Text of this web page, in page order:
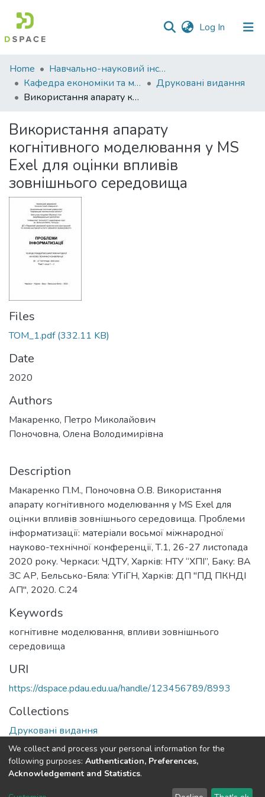
Log In (current)
Communities
&
Collections
Statistics
Home
Навчально-науковий інститут економіки, управління, права та інформаційних технологій
Кафедра економіки та міжнародних економічних відносин
Друковані видання
Використання апарату когнітивного моделювання у MS Exel для оцінки впливів зовнішнього середовища
Використання апарату
когнітивного моделювання у MS
Exel для оцінки впливів
зовнішнього середовища
Files
ТОМ_1.pdf(332.11 KB)
Date
2020
Authors
Макаренко, Петро Миколайович
Поночовна, Олена Володимирівна
Description
Макаренко П.М., Поночовна О.В. Використання
апарату когнітивного моделювання у MS Exel для
оцінки впливів зовнішнього середовища. Проблеми
інформатизації: матеріали восьмої міжнародної
науково-технічної конференції, Т.1, 26-27 листопада
2020 року. Черкаси: ЧДТУ, Харків: НТУ “ХПІ”, Баку: ВА
ЗС АР, Бельсько-Бяла: УТіГН, Харків: ДП "ПД ПКНДІ
АП", 2020. С.24
Keywords
когнітивне моделювання, впливи зовнішнього
середовища
URI
https://dspace.pdau.edu.ua/handle/123456789/8993
Collections
Друковані видання
Full item page
DSpace software copyright © 2002-2026 LYRASIS
We collect and process your personal information for the
following purposes: Authentication, Preferences,
Acknowledgement and Statistics.